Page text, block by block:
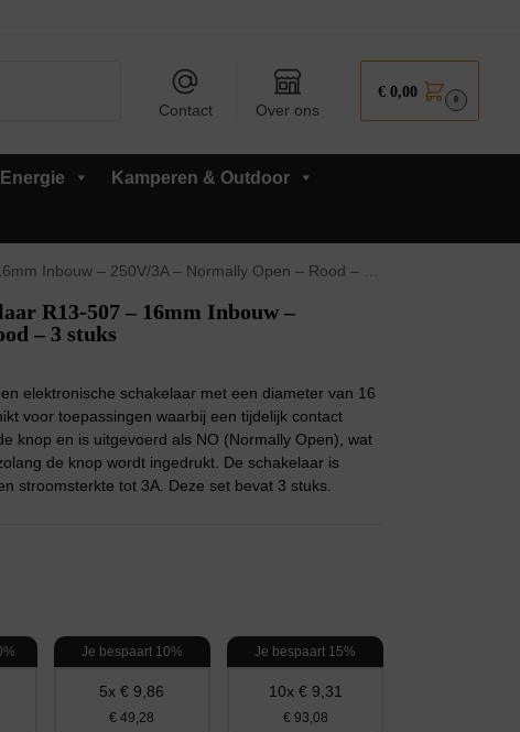
Contact Over ons
€ 0,00 0
Energie Kamperen & Outdoor
Inbouw – 250V/3A – Normally Open – Rood – 3 stuks
R13-507 – 16mm Inbouw –
– 3 stuks
elektronische schakelaar met een diameter van 16
voor toepassingen waarbij een tijdelijk contact
knop en is uitgevoerd als NO (Normally Open), wat
de knop wordt ingedrukt. De schakelaar is
stroomsterkte tot 3A. Deze set bevat 3 stuks.
Je bespaart 10%
5x € 9,86
€ 49,28
Je bespaart 15%
10x € 9,31
€ 93,08